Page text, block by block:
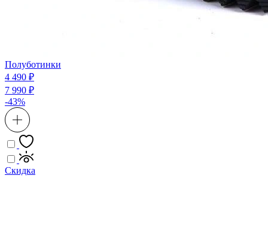
Полуботинки
4 490 ₽
7 990 ₽
-43%
Скидка